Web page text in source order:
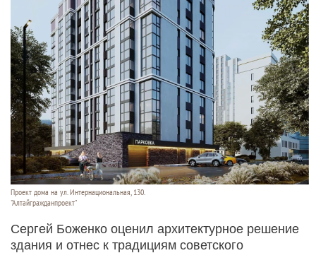
Проект дома на ул. Интернациональная, 130.
"Алтайгражданпроект"
Сергей Боженко оценил архитектурное решение
здания и отнес к традициям советского